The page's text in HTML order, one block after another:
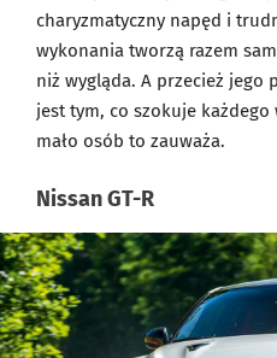
charyzmatyczny napęd i
wykonania tworzą razem
niż wygląda. A przecież jego
jest tym, co szokuje
mało osób to zauważa.
Nissan GT-R